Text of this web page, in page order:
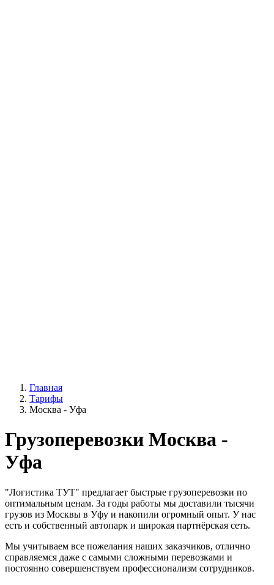
Главная
Тарифы
Москва - Уфа
Грузоперевозки Москва -
Уфа
"Логистика ТУТ" предлагает быстрые грузоперевозки по
оптимальным ценам. За годы работы мы доставили тысячи
грузов из Москвы в Уфу и накопили огромный опыт. У нас
есть и собственный автопарк и широкая партнёрская сеть.
Мы учитываем все пожелания наших заказчиков, отлично
справляемся даже с самыми сложными перевозками и
постоянно совершенствуем профессионализм сотрудников.